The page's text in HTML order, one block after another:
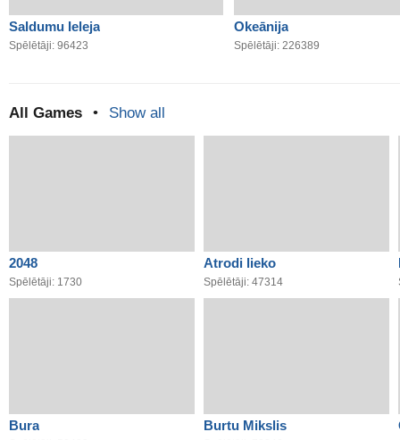
Saldumu Ieleja
Spēlētāji: 96423
Okeānija
Spēlētāji: 226389
All Games • Show all
2048
Spēlētāji: 1730
Atrodi lieko
Spēlētāji: 47314
Bura Burtu Mikslis